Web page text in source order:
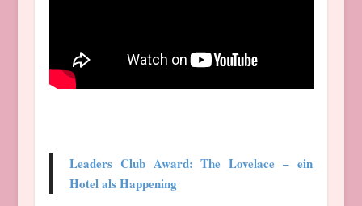
Leaders Club Award: The Lovelace – ein
Hotel als Happening